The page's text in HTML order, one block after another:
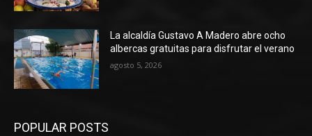
La alcaldía Gustavo A Madero abre ocho
albercas gratuitas para disfrutar el verano
agosto 5, 2026
POPULAR POSTS